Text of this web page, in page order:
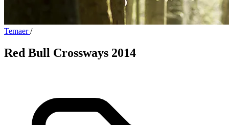
Temaer/
Red Bull Crossways 2014